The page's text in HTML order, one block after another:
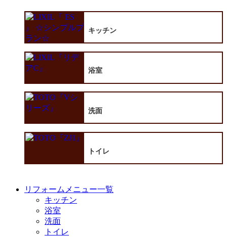
キッチン
浴室
洗面
トイレ
リフォームメニュー一覧
キッチン
浴室
洗面
トイレ